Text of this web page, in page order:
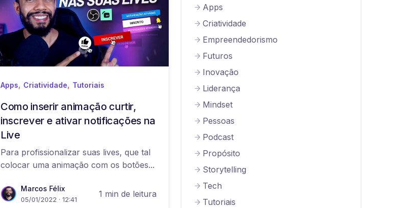
Apps, Criatividade, Tutoriais
Como inserir animação curtir,
inscrever e ativar notificações na
Live
Para profissionalizar suas lives, que tal
colocar uma animação com os botões...
Marcos Félix
05/01/2022 · 12:41
1 min de leitura
Apps
Criatividade
Empreendedorismo
Futuros
Inovação
Liderança
Mindset
Pessoas
Podcast
Propósito
Storytelling
Tech
Tutoriais